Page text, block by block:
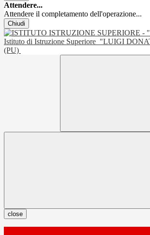
Attendere...
Attendere il completamento dell'operazione...
Chiudi
Istituto di Istruzione Superiore "LUIGI
(PU)
close